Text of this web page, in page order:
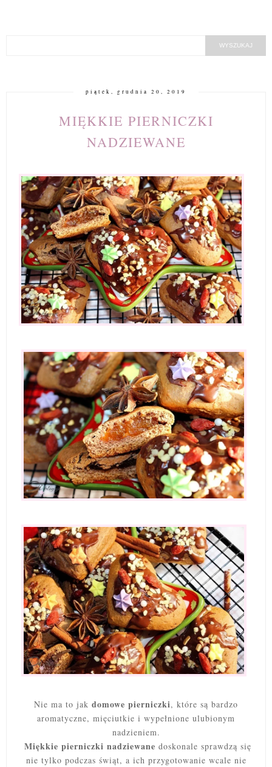
piątek, grudnia 20, 2019
MIĘKKIE PIERNICZKI
NADZIEWANE
Nie ma to jak domowe pierniczki, które są bardzo
aromatyczne, mięciutkie i wypełnione ulubionym
nadzieniem.
Miękkie pierniczki nadziewane doskonale sprawdzą się
nie tylko podczas świąt, a ich przygotowanie wcale nie